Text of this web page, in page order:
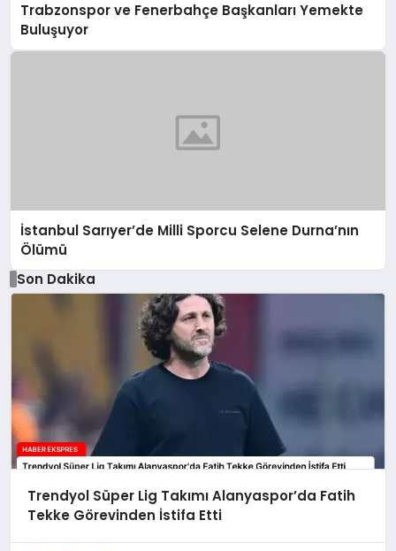
Trabzonspor ve Fenerbahçe Başkanları Yemekte
Buluşuyor
İstanbul Sarıyer’de Milli Sporcu Selene Durna’nın
Ölümü
Son Dakika
Trendyol Süper Lig Takımı Alanyaspor’da Fatih
Tekke Görevinden İstifa Etti